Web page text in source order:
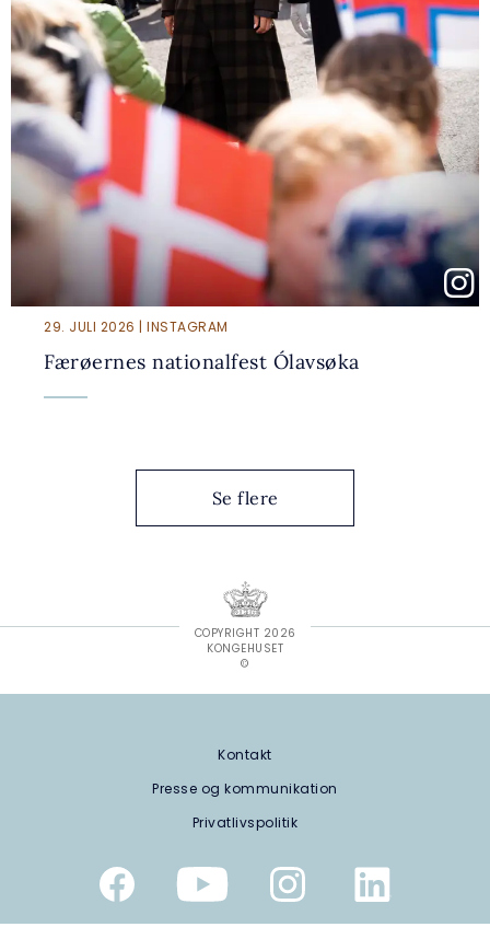
29. JULI 2026 | INSTAGRAM
Færøernes nationalfest Ólavsøka
Se flere
COPYRIGHT 2026
KONGEHUSET
©
Kontakt
Presse og kommunikation
Privatlivspolitik